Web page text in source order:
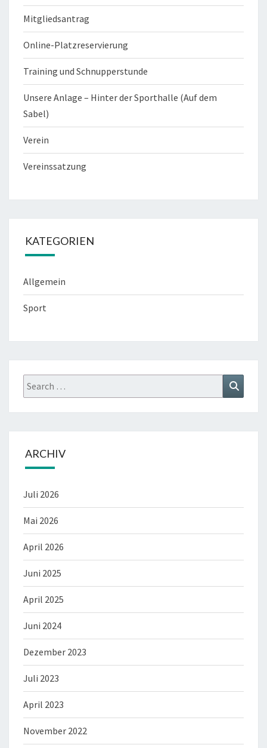
Mitgliedsantrag
Online-Platzreservierung
Training und Schnupperstunde
Unsere Anlage – Hinter der Sporthalle (Auf dem
Sabel)
Verein
Vereinssatzung
KATEGORIEN
Allgemein
Sport
Search
for:
ARCHIV
Juli 2026
Mai 2026
April 2026
Juni 2025
April 2025
Juni 2024
Dezember 2023
Juli 2023
April 2023
November 2022